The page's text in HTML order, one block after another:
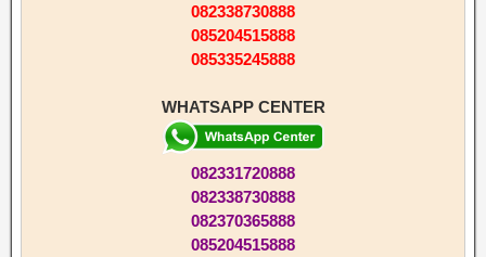
082338730888
085204515888
085335245888
WHATSAPP CENTER
082331720888
082338730888
082370365888
085204515888